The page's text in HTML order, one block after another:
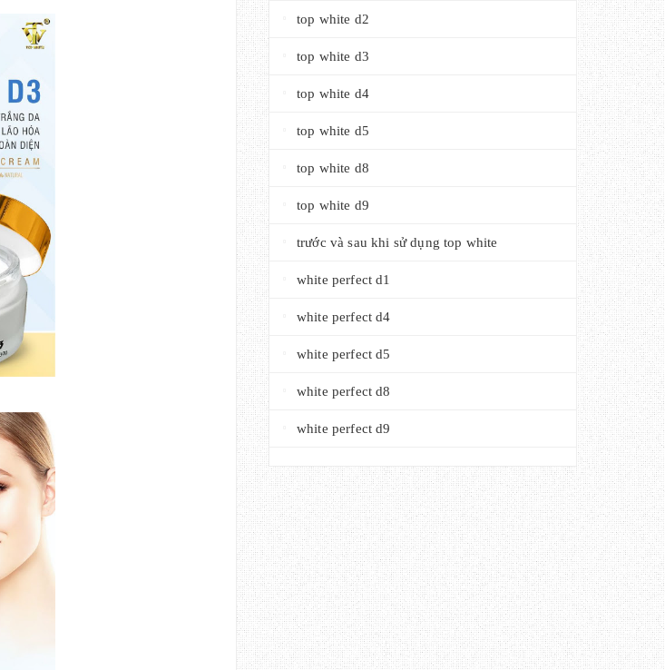
top white d2
top white d3
top white d4
top white d5
top white d8
top white d9
trước và sau khi sử dụng top white
white perfect d1
white perfect d4
white perfect d5
white perfect d8
white perfect d9